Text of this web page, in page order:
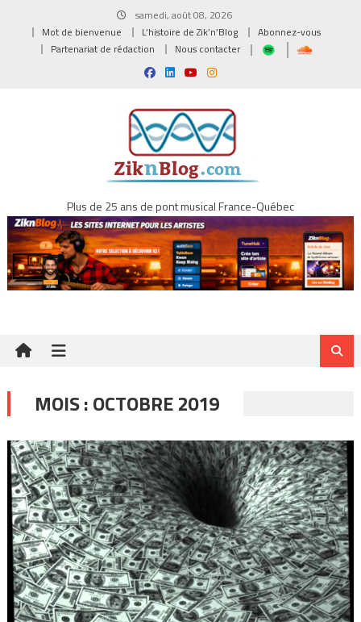
samedi, août 08, 2026
Mot de bienvenue
L’histoire de Zik’n’Blog
Abonnez-vous
Partenariat de rédaction
Nous contacter
Plus de 25 ans de pont musical France-Québec
MOIS :OCTOBRE 2019